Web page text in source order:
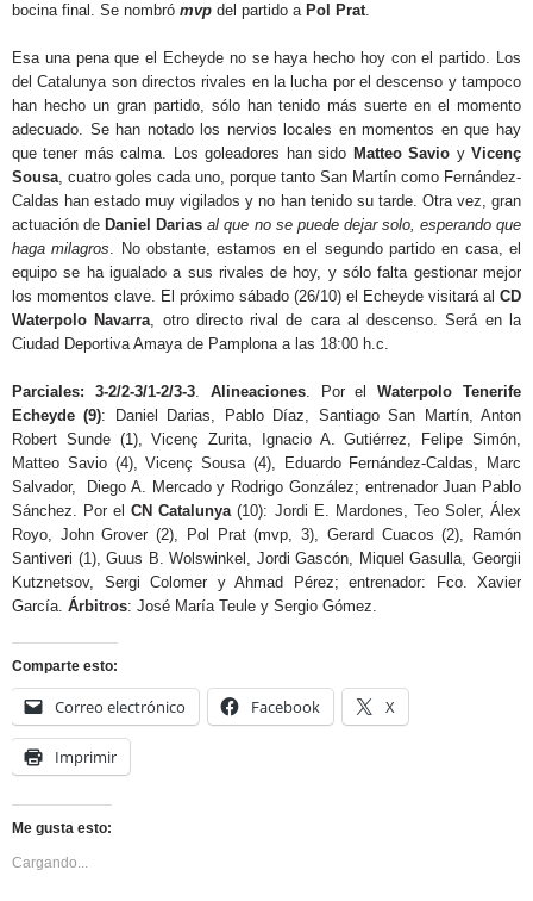
bocina final. Se nombró mvp del partido a Pol Prat.
Esa una pena que el Echeyde no se haya hecho hoy con el partido. Los
del Catalunya son directos rivales en la lucha por el descenso y tampoco
han hecho un gran partido, sólo han tenido más suerte en el momento
adecuado. Se han notado los nervios locales en momentos en que hay
que tener más calma. Los goleadores han sido Matteo Savio yVicenç
Sousa, cuatro goles cada uno, porque tanto San Martín como Fernández-
Caldas han estado muy vigilados y no han tenido su tarde. Otra vez, gran
actuación de Daniel Darias al que no se puede dejar solo, esperando que
haga milagros. No obstante, estamos en el segundo partido en casa, el
equipo se ha igualado a sus rivales de hoy, y sólo falta gestionar mejor
los momentos clave. El próximo sábado (26/10) el Echeyde visitará al CD
Waterpolo Navarra, otro directo rival de cara al descenso. Será en la
Ciudad Deportiva Amaya de Pamplona a las 18:00 h.c.
Parciales: 3-2/2-3/1-2/3-3. Alineaciones. Por elWaterpolo Tenerife
Echeyde (9): Daniel Darias, Pablo Díaz, Santiago San Martín, Anton
Robert Sunde (1), Vicenç Zurita, Ignacio A. Gutiérrez, Felipe Simón,
Matteo Savio (4), Vicenç Sousa (4), Eduardo Fernández-Caldas, Marc
Salvador, Diego A. Mercado y Rodrigo González; entrenador Juan Pablo
Sánchez. Por elCN Catalunya(10): Jordi E. Mardones, Teo Soler, Álex
Royo, John Grover (2), Pol Prat (mvp, 3), Gerard Cuacos (2), Ramón
Santiveri (1), Guus B. Wolswinkel, Jordi Gascón, Miquel Gasulla, Georgii
Kutznetsov, Sergi Colomer y Ahmad Pérez; entrenador: Fco. Xavier
García. Árbitros: José María Teule y Sergio Gómez.
Comparte esto:
Correo electrónico Facebook X
Imprimir
Me gusta esto:
Cargando...